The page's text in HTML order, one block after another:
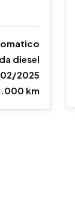
diesel
02/2025
km